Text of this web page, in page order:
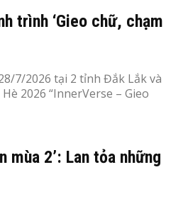
trình ‘Gieo chữ, chạm
7/2026 tại 2 tỉnh Đắk Lắk và
2026 “InnerVerse – Gieo
mùa 2’: Lan tỏa những